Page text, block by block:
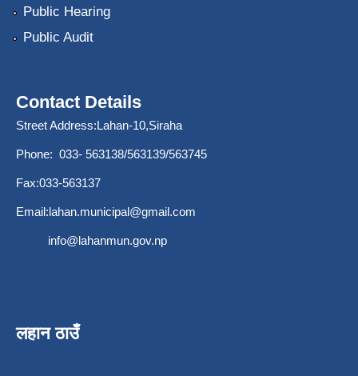
Public Hearing
Public Audit
Contact Details
Street Address:Lahan-10,Siraha
Phone: 033- 563138/563139/563745
Fax:033-563137
Email:lahan.municipal@gmail.com
info@lahanmun.gov.np
लहान ठाउँ